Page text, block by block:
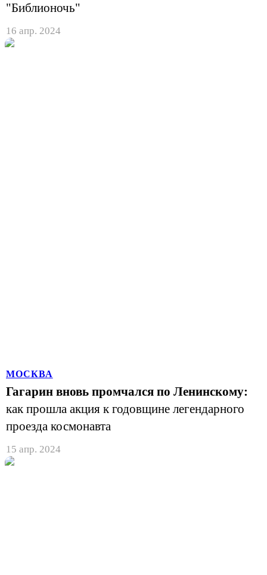
"Библионочь"
16 апр. 2024
МОСКВА
Гагарин вновь промчался по Ленинскому:
как прошла акция к годовщине легендарного
проезда космонавта
15 апр. 2024